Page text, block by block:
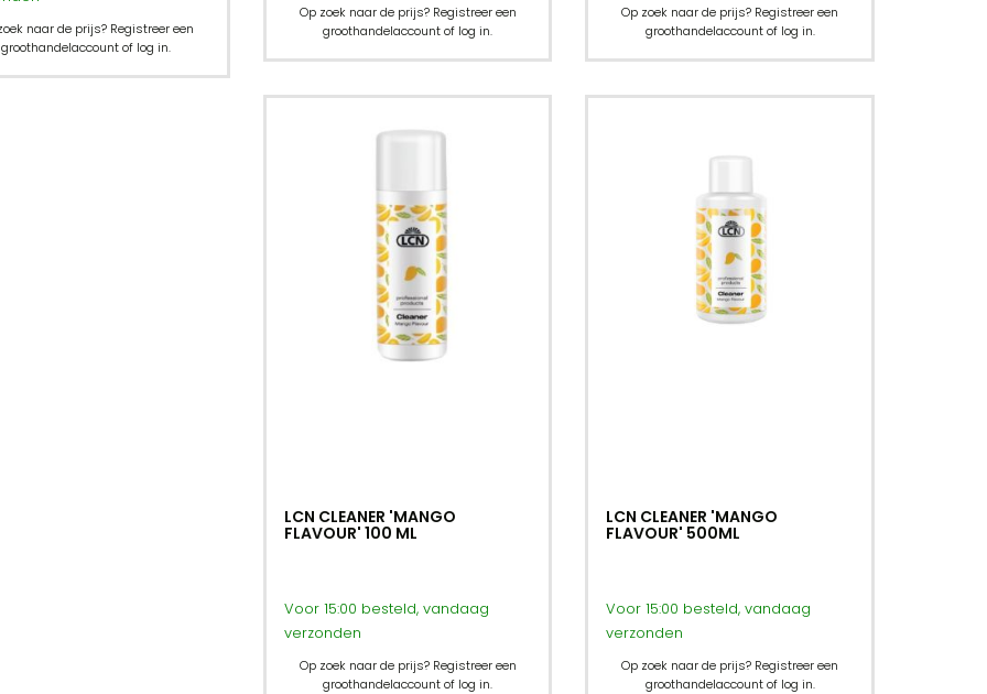
naar de prijs? Registreer een
groothandelaccount of log in.
Op zoek naar de prijs? Registreer een
groothandelaccount of log in.
Op zoek naar de prijs? Registreer een
groothandelaccount of log in.
LCN CLEANER 'MANGO
FLAVOUR' 100 ML
Voor 15:00 besteld, vandaag
verzonden
Op zoek naar de prijs? Registreer een
groothandelaccount of log in.
LCN CLEANER 'MANGO
FLAVOUR' 500ML
Voor 15:00 besteld, vandaag
verzonden
Op zoek naar de prijs? Registreer een
groothandelaccount of log in.